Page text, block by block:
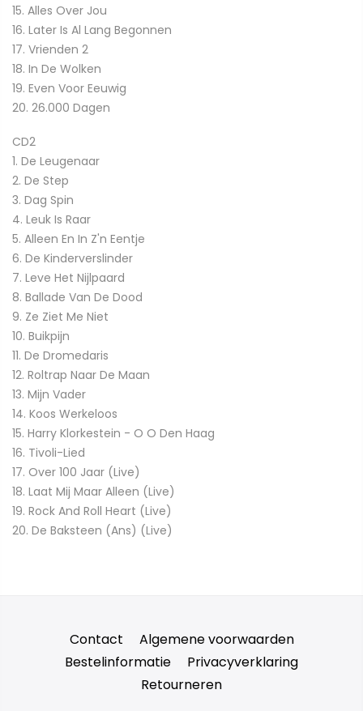
15. Alles Over Jou
16. Later Is Al Lang Begonnen
17. Vrienden 2
18. In De Wolken
19. Even Voor Eeuwig
20. 26.000 Dagen
CD2
1. De Leugenaar
2. De Step
3. Dag Spin
4. Leuk Is Raar
5. Alleen En In Z'n Eentje
6. De Kinderverslinder
7. Leve Het Nijlpaard
8. Ballade Van De Dood
9. Ze Ziet Me Niet
10. Buikpijn
11. De Dromedaris
12. Roltrap Naar De Maan
13. Mijn Vader
14. Koos Werkeloos
15. Harry Klorkestein - O O Den Haag
16. Tivoli-Lied
17. Over 100 Jaar (Live)
18. Laat Mij Maar Alleen (Live)
19. Rock And Roll Heart (Live)
20. De Baksteen (Ans) (Live)
Contact
Algemene voorwaarden
Bestelinformatie
Privacyverklaring
Retourneren